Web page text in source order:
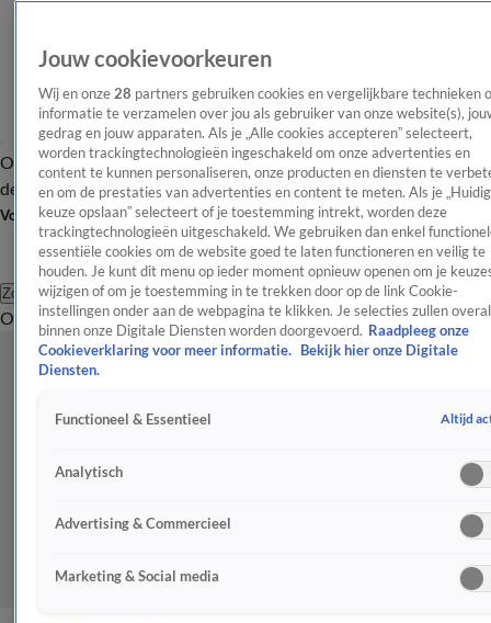
OverzichtAfleveringen Entertainment TV Algemeen
Tip
de redactieNieuwsbrief
Volg Shownieuws
Zoeken
OverzichtEntertainmentSpraakmakendRealityCrimeVideo's
Jouw cookievoorkeuren
Wij en onze 28 partners gebruiken cookies en vergelijkbare technieken
informatie te verzamelen over jou als gebruiker van onze website(s),
gedrag en jouw apparaten. Als je „Alle cookies accepteren” selecteert,
worden trackingtechnologieën ingeschakeld om onze advertenties en
content te kunnen personaliseren, onze producten en diensten te
en om de prestaties van advertenties en content te meten. Als je
keuze opslaan” selecteert of je toestemming intrekt, worden deze
trackingtechnologieën uitgeschakeld. We gebruiken dan enkel
essentiële cookies om de website goed te laten functioneren en veilig te
houden. Je kunt dit menu op ieder moment opnieuw openen om je
wijzigen of om je toestemming in te trekken door op de link Cookie-
instellingen onder aan de webpagina te klikken. Je selecties zullen overal
binnen onze Digitale Diensten worden doorgevoerd. Raadpleeg onze
Cookieverklaring voor meer informatie.
Bekijk hier onze Digitale
Diensten.
Functioneel & Essentieel Altijd
Analytisch
Advertising & Commercieel
Marketing & Social media